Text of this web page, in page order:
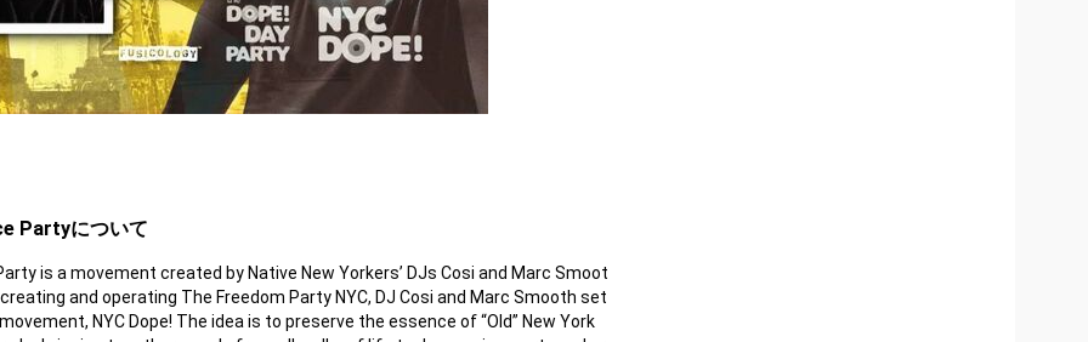
Partyについて
is a movement created by Native New Yorkers’ DJs Cosi and Marc Smoot
and operating The Freedom Party NYC, DJ Cosi and Marc Smooth set
NYC Dope! The idea is to preserve the essence of “Old” New York